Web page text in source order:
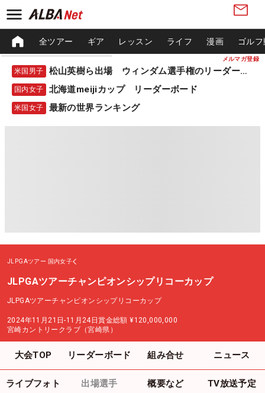
メルマガ登録
全ツアー ギア レッスン ライフ 漫画 ゴル
米国男子 松山英樹ら出場 ウィンダム選手権のリーダーボード
国内女子 北海道meijiカップ リーダーボード
米国女子 最新の世界ランキング
JLPGAツアー 国内女子
JLPGAツアーチャンピオンシップリコーカップ
JLPGAツアーチャンピオンシップリコーカップ
2024年11月21日-11月24日賞金総額 ¥120,000,000
宮崎カントリークラブ（宮崎県）
大会TOP リーダーボード 組み合せ ニュース
ライブフォト 出場選手 概要など TV放送予定